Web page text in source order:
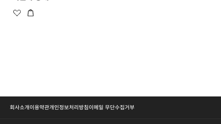
회사소개이용약관개인정보처리방침이메일 무단수집거부